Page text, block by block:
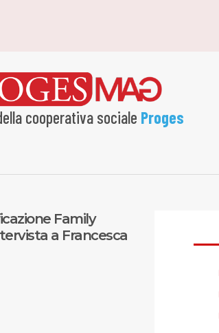
cooperativa sociale Proges
Family
a Francesca